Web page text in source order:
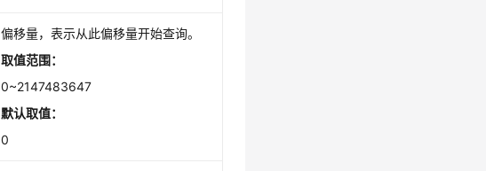
偏移量，表示从此偏移量开始查询。
取值范围：
0~2147483647
默认取值：
0